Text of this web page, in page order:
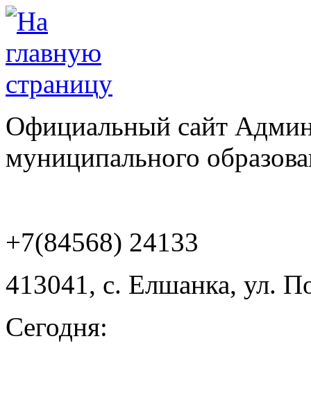
Официальный сайт
муниципального
+7(84568) 24133
413041, с. Елшанка, ул.
Сегодня: